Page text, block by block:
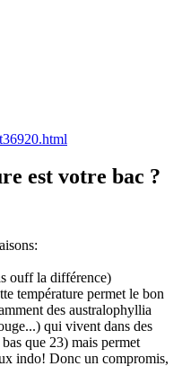
est votre bac ?
ouff la différence)
température permet le bon
des australophyllia
qui vivent dans des
que 23) mais permet
indo! Donc un compromis,